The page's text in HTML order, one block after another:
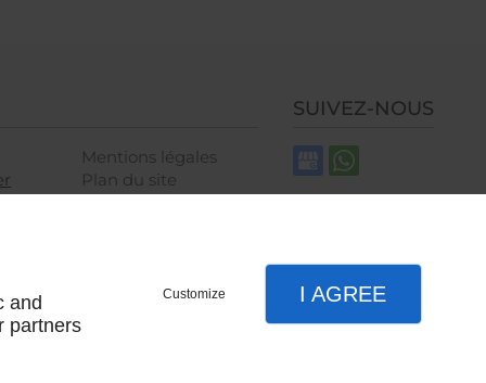
Mentions légales
Plan du site
SUIVEZ-NOUS
and
partners
Customize I AGREE